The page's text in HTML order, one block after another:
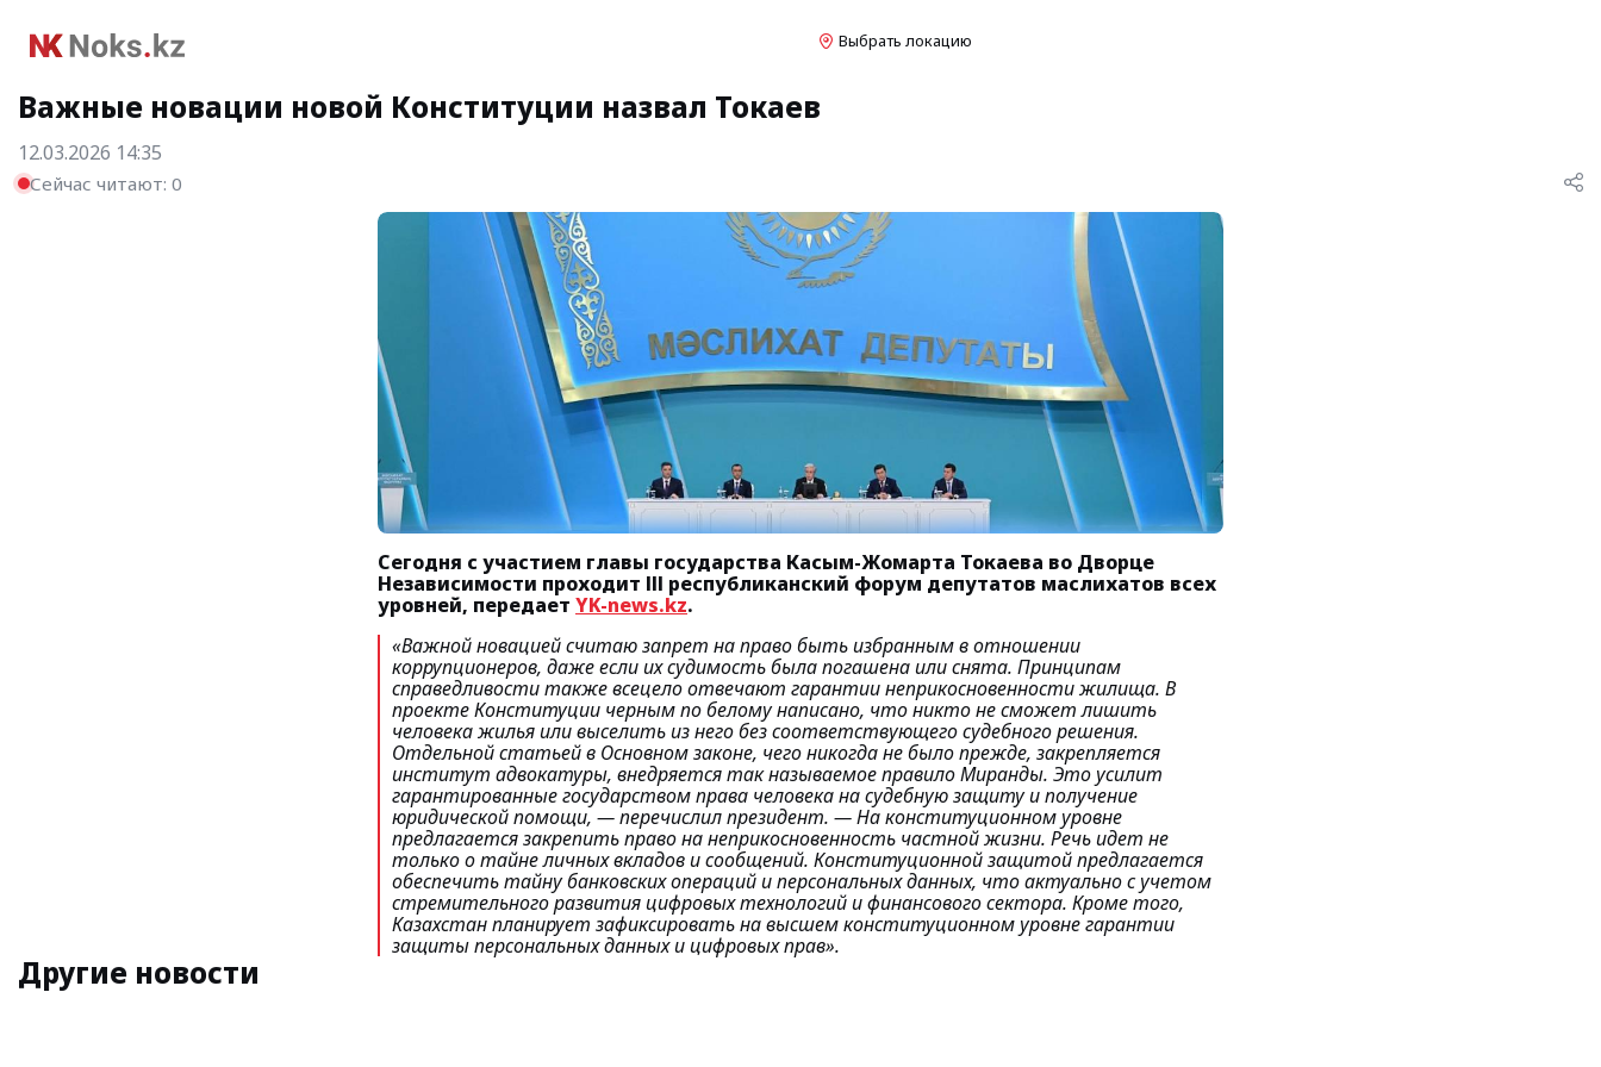
Выбрать локацию
Важные новации новой Конституции назвал Токаев
12.03.2026 14:35
Сейчас читают: 0
Сегодня с участием главы государства Касым-Жомарта Токаева во Дворце
Независимости проходит ІІІ республиканский форум депутатов маслихатов всех
уровней, передает YK-news.kz.
«Важной новацией считаю запрет на право быть избранным в отношении
коррупционеров, даже если их судимость была погашена или снята. Принципам
справедливости также всецело отвечают гарантии неприкосновенности жилища. В
проекте Конституции черным по белому написано, что никто не сможет лишить
человека жилья или выселить из него без соответствующего судебного решения.
Отдельной статьей в Основном законе, чего никогда не было прежде, закрепляется
институт адвокатуры, внедряется так называемое правило Миранды. Это усилит
гарантированные государством права человека на судебную защиту и получение
юридической помощи, —перечислил президент. — На конституционном уровне
предлагается закрепить право на неприкосновенность частной жизни. Речь идет не
только о тайне личных вкладов и сообщений. Конституционной защитой предлагается
обеспечить тайну банковских операций и персональных данных, что актуально с учетом
стремительного развития цифровых технологий и финансового сектора. Кроме того,
Казахстан планирует зафиксировать на высшем конституционном уровне гарантии
защиты персональных данных и цифровых прав».
Другие новости